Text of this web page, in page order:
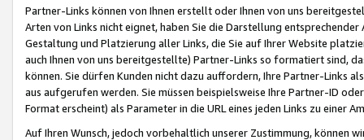
Partner-Links können von Ihnen erstellt oder Ihnen von uns
Arten von Links nicht eignet, haben Sie die Darstellung
Gestaltung und Platzierung aller Links, die Sie auf Ihrer Website
auch Ihnen von uns bereitgestellte) Partner-Links so formatiert sind,
können. Sie dürfen Kunden nicht dazu auffordern, Ihre Partner-Links
aus aufgerufen werden. Sie müssen beispielsweise Ihre Partner-ID
Format erscheint) als Parameter in die URL eines jeden Links zu einer
Auf Ihren Wunsch, jedoch vorbehaltlich unserer Zustimmung, können